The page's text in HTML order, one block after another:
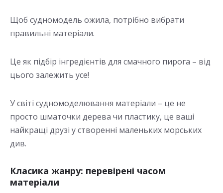
Щоб судномодель ожила, потрібно вибрати
правильні матеріали.
Це як підбір інгредієнтів для смачного пирога – від
цього залежить усе!
У світі судномоделювання матеріали – це не
просто шматочки дерева чи пластику, це ваші
найкращі друзі у створенні маленьких морських
див.
Класика жанру: перевірені часом
матеріали